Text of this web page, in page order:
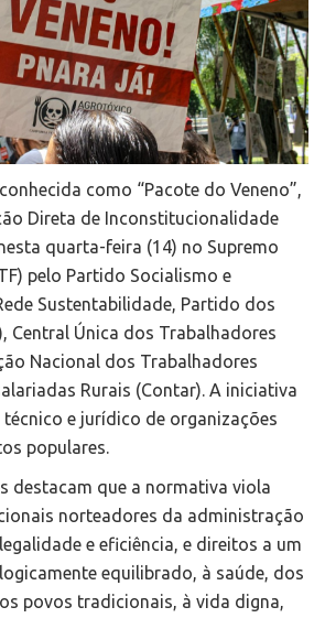
como “Pacote do Veneno”,
Direta de Inconstitucionalidade
quarta-feira (14) no Supremo
pelo Partido Socialismo e
Sustentabilidade, Partido dos
Central Única dos Trabalhadores
Nacional dos Trabalhadores
Rurais (Contar). A iniciativa
e jurídico de organizações
populares.
destacam que a normativa viola
norteadores da administração
e eficiência, e direitos a um
equilibrado, à saúde, dos
povos tradicionais, à vida digna,